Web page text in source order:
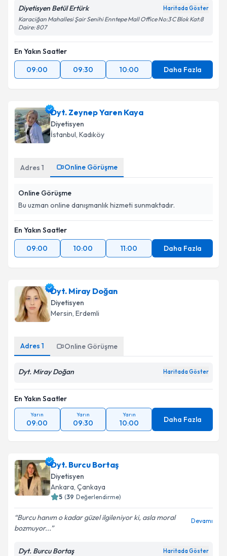
Diyetisyen Betül Ertürk Haritada Göster
Karaciğan Mahallesi Şair Senihi Enntepe Mall Office No:3 C Blok Kat:8
Daire: 807
En Yakın Saatler
09:00
09:30 10:00 Daha Fazla
Dyt. Zeynep Yaren Kaya
Diyetisyen
İstanbul, Kadıköy
Adres 1 Online Görüşme
Online Görüşme
Bu uzman online danışmanlık hizmeti sunmaktadır.
En Yakın Saatler
09:00
10:00 11:00 Daha Fazla
Dyt. Miray Doğan
Diyetisyen
Mersin, Erdemli
Adres 1 Online Görüşme
Dyt. Miray Doğan Haritada Göster
En Yakın Saatler
Yarın
09:00
Yarın
09:30
Yarın
10:00 Daha Fazla
Dyt. Burcu Bortaş
Diyetisyen
Ankara, Çankaya
5 (39 Değerlendirme)
Burcu hanım o kadar güzel ilgileniyor ki, asla moral
bozmuyor...
Devamı
Dyt. Burcu Bortaş Haritada Göster